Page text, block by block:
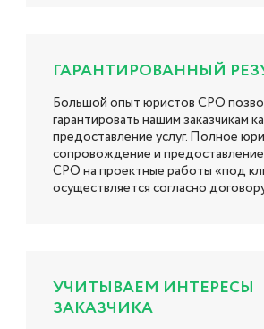
ГАРАНТИРОВАННЫЙ
Большой опыт юристов СРО
гарантировать нашим заказчикам
предоставление услуг. Полное
сопровождение и
СРО на проектные работы «под
осуществляется согласно
УЧИТЫВАЕМ ИНТЕРЕСЫ
ЗАКАЗЧИКА